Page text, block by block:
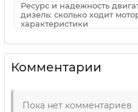
Ресурс и надежность
дизель: сколько ходит
характеристики
Комментарии
Пока нет комментариев